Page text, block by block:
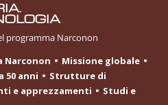
programma Narconon
Narconon
Missione globale
50 anni
Strutture di
e apprezzamenti
Studi e